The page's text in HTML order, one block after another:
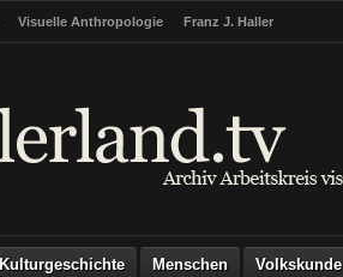
Visuelle Anthropologie Franz J. Haller
Kulturgeschichte Menschen Volkskunde